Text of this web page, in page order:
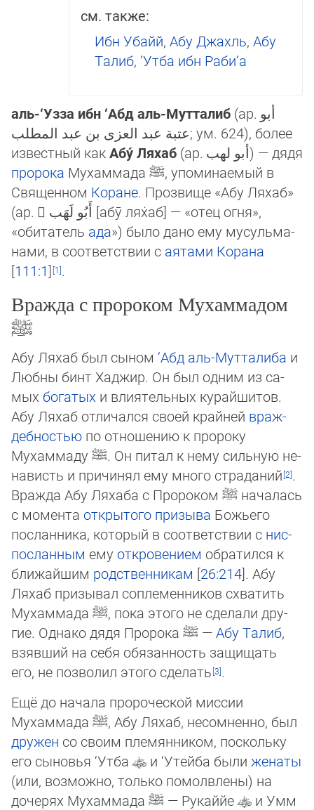
см. также:
Ибн Убайй, Абу Джахль, Абу
Талиб, ‘Утба ибн Раби‘а
аль-‘Узза ибн ‘Абд аль-Мутталиб (ар. أبو
عتبة عبد العزى بن عبد المطلب‎; ум. 624), более
известный какАбу́ Ляхаб (ар. أبو لهب‎) — дя­дя
пророка Мухаммада ﷺ, упо­ми­нае­мый в
Священном Коране. Прозвище «Абу Ля­хаб»
(ар.
[абӯ лях̇аб] — «отец ог­ня»,
«обитатель ада»‎) было дано ему мусуль­ма­
на­ми, в соответствии с аятами Ко­ра­на
[111:1] .
Вражда с пророком Мухаммадом
ﷺ
Абу Ляхаб был сыном ‘Абд аль-Мутталиба и
Любны бинт Хаджир. Он был одним из са­
мых богатых и влиятельных курайшитов.
Абу Ляхаб отличался своей крайней враж­
деб­нос­тью по отношению к пророку
Мухаммаду ﷺ. Он питал к нему сильную не­
на­висть и причинял ему много страданий
.
Вражда Абу Ляхаба с Пророком ﷺ на­ча­лась
с момента открытого призыва Божьего
посланника, который в соответствии с нис­
пос­лан­ным ему откровением обратился к
ближайшим родственникам [26:214]. Абу
Ляхаб призывал соплеменников схватить
Мухаммада ﷺ, пока этого не сделали дру­
гие. Од­на­ко дядя Пророка ﷺ —Абу Талиб,
взявший на себя обязанность за­щи­щать
его, не по­зво­лил этого сделать
.
Ещё до начала пророческой миссии
Мухаммада ﷺ, Абу Ляхаб, несомненно, был
дру­жен со своим племянником, поскольку
его сыновья ‘Утба
и ‘Утейба были женаты
(или, возможно, только помолвлены) на
дочерях Мухаммада ﷺ — Рукаййе и Умм